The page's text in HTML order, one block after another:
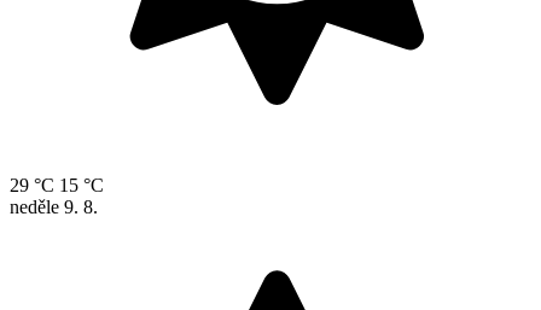
29 °C 15 °C
neděle 9. 8.